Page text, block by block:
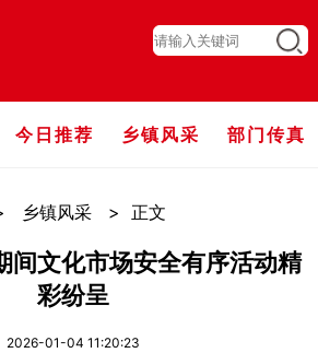
今日推荐 乡镇风采 部门传真
乡镇风采 > 正文
间文化市场安全有序活动精
彩纷呈
2026-01-04 11:20:23